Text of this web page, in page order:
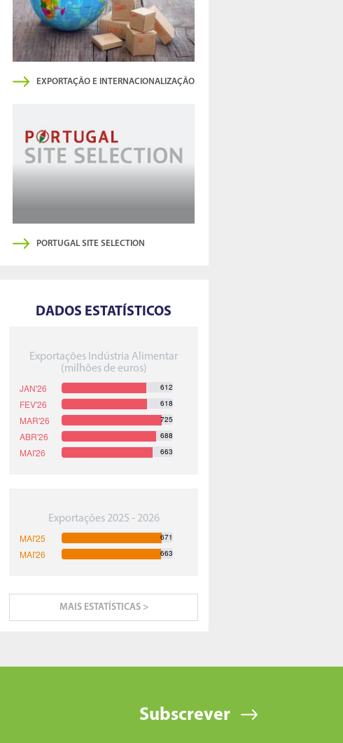
EXPORTAÇÃO E INTERNACIONALIZAÇÃO
PORTUGAL SITE SELECTION
DADOS ESTATÍSTICOS
Exportações Indústria Alimentar
(milhões de euros)
612
618
725
688
663
Exportações 2025 - 2026
671
663
MAIS ESTATÍSTICAS >
Subscrever